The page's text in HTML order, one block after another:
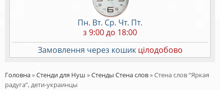
Пн. Вт. Ср. Чт. Пт.
з 9:00 до 18:00
Замовлення через кошик цілодобово
Головна»Стенди для Нуш »Стенды Стена слов»Стена слов “Яркая
радуга”, дети-украинцы